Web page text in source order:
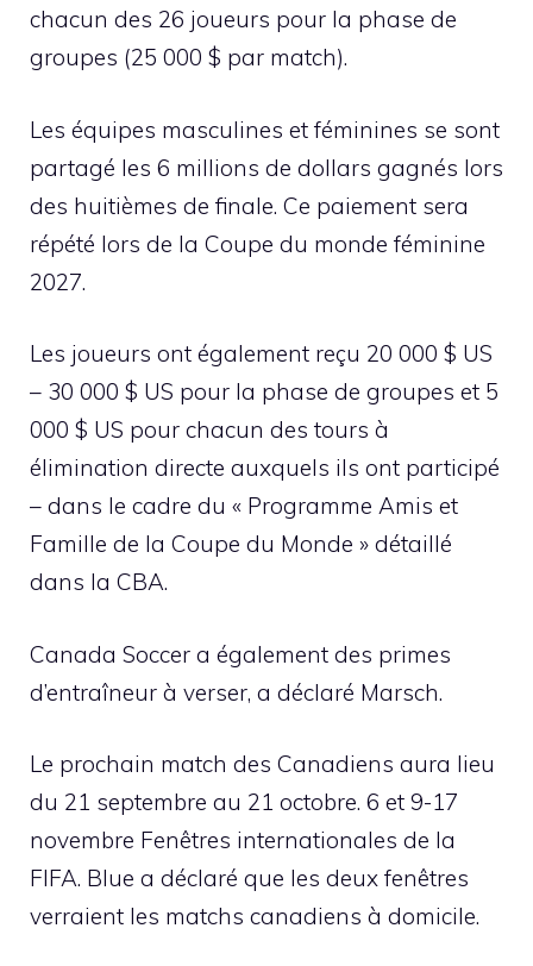
chacun des 26 joueurs pour la phase de
groupes (25 000 $ par match).
Les équipes masculines et féminines se sont
partagé les 6 millions de dollars gagnés lors
des huitièmes de finale. Ce paiement sera
répété lors de la Coupe du monde féminine
2027.
Les joueurs ont également reçu 20 000 $ US
– 30 000 $ US pour la phase de groupes et 5
000 $ US pour chacun des tours à
élimination directe auxquels ils ont participé
– dans le cadre du « Programme Amis et
Famille de la Coupe du Monde » détaillé
dans la CBA.
Canada Soccer a également des primes
d’entraîneur à verser, a déclaré Marsch.
Le prochain match des Canadiens aura lieu
du 21 septembre au 21 octobre. 6 et 9-17
novembre Fenêtres internationales de la
FIFA. Blue a déclaré que les deux fenêtres
verraient les matchs canadiens à domicile.